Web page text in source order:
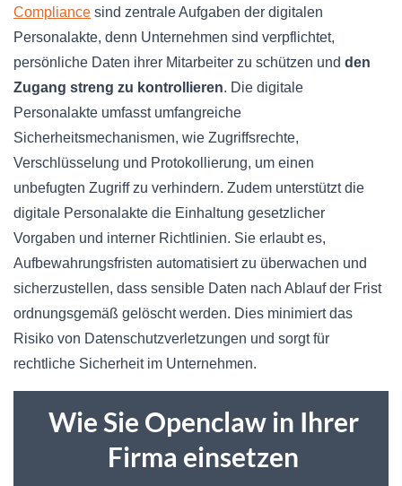
Compliance sind zentrale Aufgaben der digitalen
Personalakte, denn Unternehmen sind verpflichtet,
persönliche Daten ihrer Mitarbeiter zu schützen und den
Zugang streng zu kontrollieren. Die digitale
Personalakte umfasst umfangreiche
Sicherheitsmechanismen, wie Zugriffsrechte,
Verschlüsselung und Protokollierung, um einen
unbefugten Zugriff zu verhindern. Zudem unterstützt die
digitale Personalakte die Einhaltung gesetzlicher
Vorgaben und interner Richtlinien. Sie erlaubt es,
Aufbewahrungsfristen automatisiert zu überwachen und
sicherzustellen, dass sensible Daten nach Ablauf der Frist
ordnungsgemäß gelöscht werden. Dies minimiert das
Risiko von Datenschutzverletzungen und sorgt für
rechtliche Sicherheit im Unternehmen.